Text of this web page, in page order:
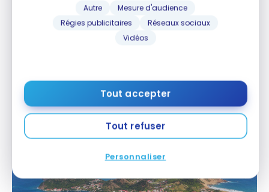
Autre
Mesure d'audience
Régies publicitaires
Réseaux sociaux
Vidéos
Tout accepter
Tout refuser
Personnaliser
Falaises, à travers la végétation tropicale sèche.
Salako, chapeau traditionnel des